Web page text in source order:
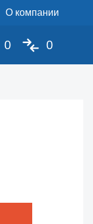
О компании
0 0